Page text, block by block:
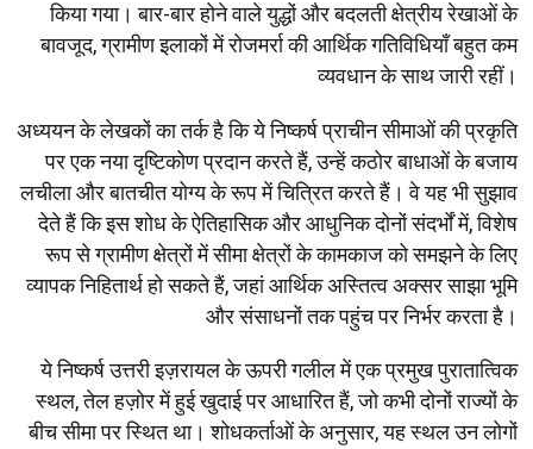
किया गया। बार-बार होने वाले युद्धों और बदलती क्षेत्रीय रेखाओं के
बावजूद, ग्रामीण इलाकों में रोजमर्रा की आर्थिक गतिविधियाँ बहुत कम
व्यवधान के साथ जारी रहीं।
अध्ययन के लेखकों का तर्क है कि ये निष्कर्ष प्राचीन सीमाओं की प्रकृति
पर एक नया दृष्टिकोण प्रदान करते हैं, उन्हें कठोर बाधाओं के बजाय
लचीला और बातचीत योग्य के रूप में चित्रित करते हैं। वे यह भी सुझाव
देते हैं कि इस शोध के ऐतिहासिक और आधुनिक दोनों संदर्भों में, विशेष
रूप से ग्रामीण क्षेत्रों में सीमा क्षेत्रों के कामकाज को समझने के लिए
व्यापक निहितार्थ हो सकते हैं, जहां आर्थिक अस्तित्व अक्सर साझा भूमि
और संसाधनों तक पहुंच पर निर्भर करता है।
ये निष्कर्ष उत्तरी इज़रायल के ऊपरी गलील में एक प्रमुख पुरातात्विक
स्थल, तेल हज़ोर में हुई खुदाई पर आधारित हैं, जो कभी दोनों राज्यों के
बीच सीमा पर स्थित था। शोधकर्ताओं के अनुसार, यह स्थल उन लोगों